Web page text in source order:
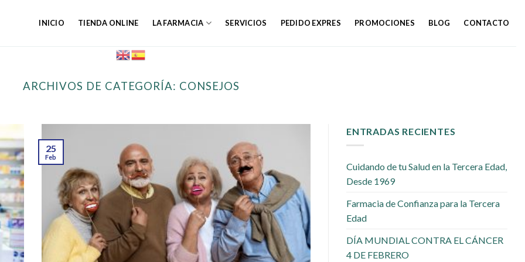
INICIO TIENDA ONLINE LA FARMACIA SERVICIOS PEDIDO EXPRES PROMOCIONES BLOG CONTACTO
ARCHIVOS DE CATEGORÍA: CONSEJOS
25
Feb
ENTRADAS RECIENTES
Cuidando de tu Salud en la Tercera Edad,
Desde 1969
Farmacia de Confianza para la Tercera
Edad
DÍA MUNDIAL CONTRA EL CÁNCER
4 DE FEBRERO